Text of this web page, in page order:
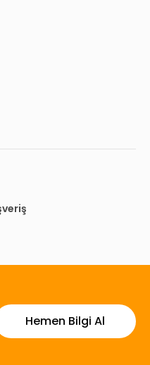
Hemen Bilgi Al